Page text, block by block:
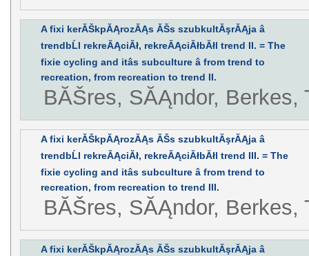
A fixi kerĂŠkpĂĄrozĂĄs ĂŠs szubkultĂşrĂĄja â
trendbĹl rekreĂĄciĂł, rekreĂĄciĂłbĂłl trend II. = The
fixie cycling and itâs subculture â from trend to
recreation, from recreation to trend II.
BĂŠres, SĂĄndor, Berkes,
A fixi kerĂŠkpĂĄrozĂĄs ĂŠs szubkultĂşrĂĄja â
trendbĹl rekreĂĄciĂł, rekreĂĄciĂłbĂłl trend III. = The
fixie cycling and itâs subculture â from trend to
recreation, from recreation to trend III.
BĂŠres, SĂĄndor, Berkes,
A fixi kerĂŠkpĂĄrozĂĄs ĂŠs szubkultĂşrĂĄja â